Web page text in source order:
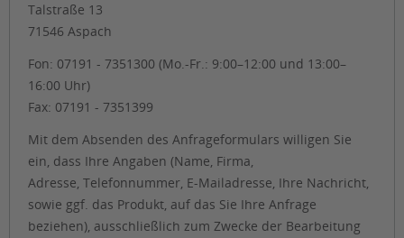
Talstraße 13
71546 Aspach
Fon: 07191 - 7351300 (Mo.-Fr.: 9:00–12:00 und 13:00–
16:00 Uhr)
Fax: 07191 - 7351399
Mit dem Absenden des Anfrageformulars willigen Sie
ein, dass Ihre Angaben (Name, Firma,
Adresse, Telefonnummer, E-Mailadresse, Ihre Nachricht,
sowie ggf. das Produkt, auf das Sie Ihre Anfrage
beziehen), ausschließlich zum Zwecke der Bearbeitung